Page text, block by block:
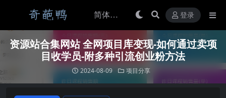
登录
资源站合集网站 全网项目库变现-如何通过卖项
目收学员-附多种引流创业粉方法
2024-08-09 项目分享